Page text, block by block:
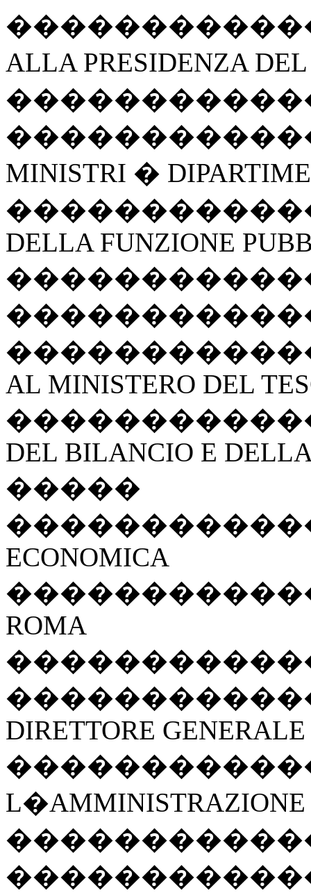
ALLA PRESIDENZA
MINISTRI �
DELLA FUNZIONE
AL MINISTERO DEL
DEL BILANCIO E
�����
ECONOMICA
ROMA
DIRETTORE GENERALE
L�AMMINISTRAZIONE